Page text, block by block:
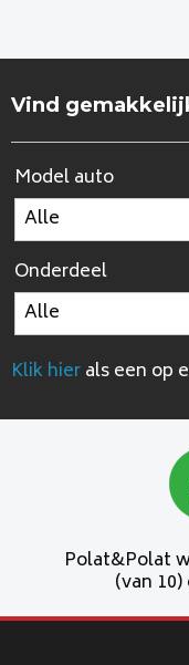
Vind
Model auto
Onderdeel
Klik hierals een op
Polat&Polat
(van